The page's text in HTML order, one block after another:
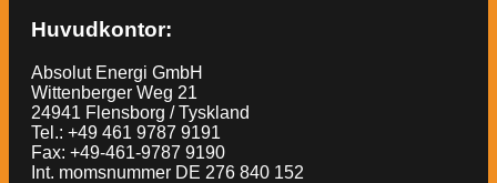
Huvudkontor:
Absolut Energi GmbH
Wittenberger Weg 21
24941 Flensborg / Tyskland
Tel.: +49 461 9787 9191
Fax: +49-461-9787 9190
Int. momsnummer DE 276 840 152